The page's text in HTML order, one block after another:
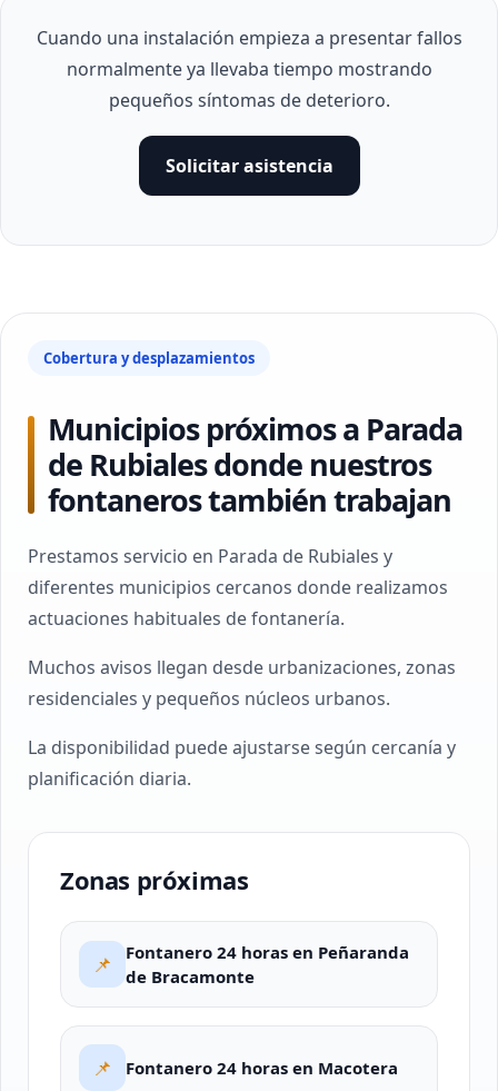
Cuando una instalación empieza a presentar fallos
normalmente ya llevaba tiempo mostrando
pequeños síntomas de deterioro.
Solicitar asistencia
Cobertura y desplazamientos
Municipios próximos a Parada
de Rubiales donde nuestros
fontaneros también trabajan
Prestamos servicio en Parada de Rubiales y
diferentes municipios cercanos donde realizamos
actuaciones habituales de fontanería.
Muchos avisos llegan desde urbanizaciones, zonas
residenciales y pequeños núcleos urbanos.
La disponibilidad puede ajustarse según cercanía y
planificación diaria.
Zonas próximas
📌
Fontanero 24 horas en Peñaranda
de Bracamonte
📌 Fontanero 24 horas en Macotera